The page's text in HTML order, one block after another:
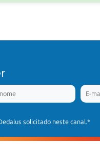
solicitado neste canal.*